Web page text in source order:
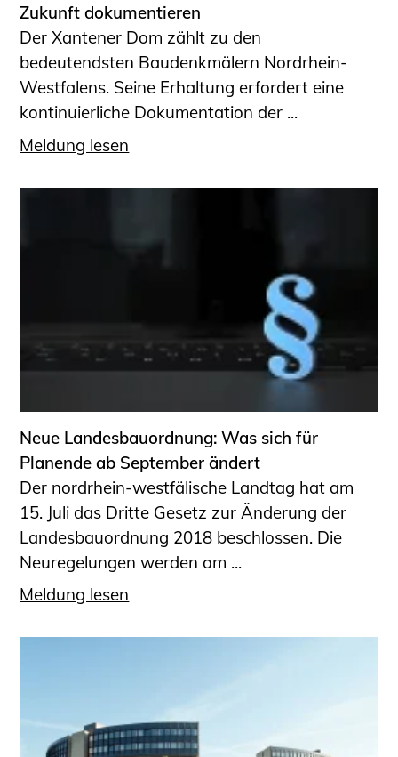
Zukunft dokumentieren
Der Xantener Dom zählt zu den
bedeutendsten Baudenkmälern Nordrhein-
Westfalens. Seine Erhaltung erfordert eine
kontinuierliche Dokumentation der ...
Meldung lesen
Neue Landesbauordnung: Was sich für
Planende ab September ändert
Der nordrhein-westfälische Landtag hat am
15. Juli das Dritte Gesetz zur Änderung der
Landesbauordnung 2018 beschlossen. Die
Neuregelungen werden am ...
Meldung lesen